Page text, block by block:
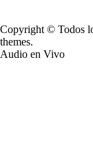
Copyright © Todos
themes.
Audio en Vivo